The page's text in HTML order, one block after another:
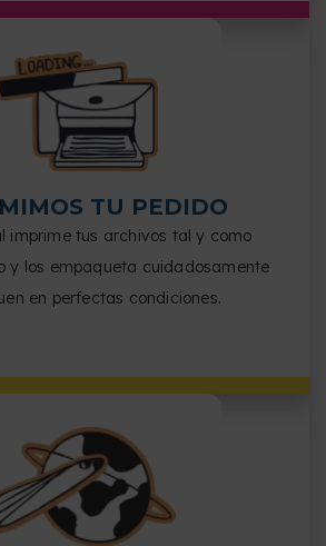
TU PEDIDO
imprime tus archivos tal y como
y los empaqueta cuidadosamente
en perfectas condiciones.